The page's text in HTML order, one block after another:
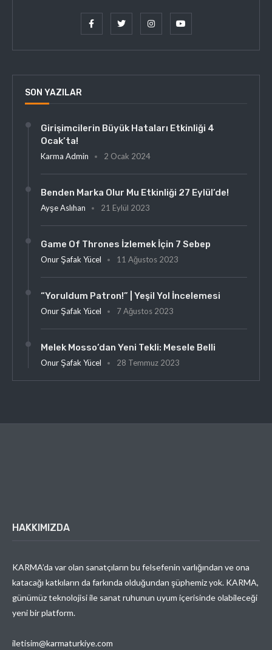
SON YAZILAR
Girişimcilerin Büyük Hataları Etkinliği 4
Ocak’ta!
Karma Admin 2 Ocak 2024
Benden Marka Olur Mu Etkinliği 27 Eylül’de!
Ayşe Aslıhan 21 Eylül 2023
Game Of Thrones İzlemek İçin 7 Sebep
Onur Şafak Yücel 11 Ağustos 2023
“Yoruldum Patron!” | Yeşil Yol İncelemesi
Onur Şafak Yücel 7 Ağustos 2023
Melek Mosso’dan Yeni Tekli: Mesele Belli
Onur Şafak Yücel 28 Temmuz 2023
HAKKIMIZDA
KARMA’da var olan sanatçıların bu felsefenin varlığından ve ona
katacağı katkıların da farkında olduğundan şüphemiz yok. KARMA,
günümüz teknolojisi ile sanat ruhunun uyum içerisinde olabileceği
yeni bir platform.
iletisim@karmaturkiye.com